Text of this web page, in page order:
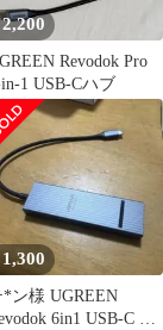
2,200
Revodok Pro
1 USB-Cハブ
1,300
*ン様 UGREEN
6in1 USB-C ハ